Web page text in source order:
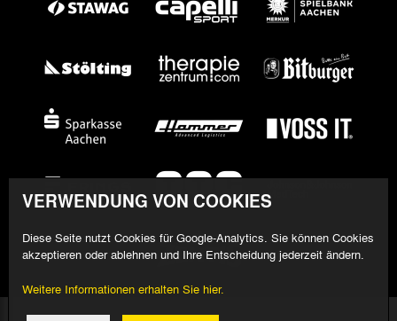
VERWENDUNG VON COOKIES
Diese Seite nutzt Cookies für Google-Analytics. Sie können Cookies
akzeptieren oder ablehnen und Ihre Entscheidung jederzeit ändern.
Weitere Informationen erhalten Sie hier.